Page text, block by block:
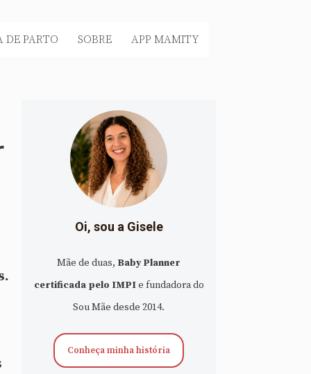
DE PARTO SOBRE APP MAMITY
Oi, sou a Gisele
Mãe de duas, Baby Planner
certificada pelo IMPIe fundadora do
Sou Mãe desde 2014.
Conheça minha história